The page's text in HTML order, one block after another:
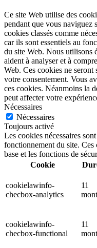
Ce site Web utilise des
pendant que vous naviguez
cookies classés comme
car ils sont essentiels au
du site Web. Nous utilisons
aident à analyser et à
Web. Ces cookies ne
votre consentement. Vous
ces cookies. Néanmoins la
peut affecter votre
Nécessaires
Nécessaires
Toujours activé
Les cookies nécessaires
fonctionnement du site. Ces
base et les fonctions de
Cookie
cookielawinfo-
checbox-analytics
11
cookielawinfo-
checbox-functional
11